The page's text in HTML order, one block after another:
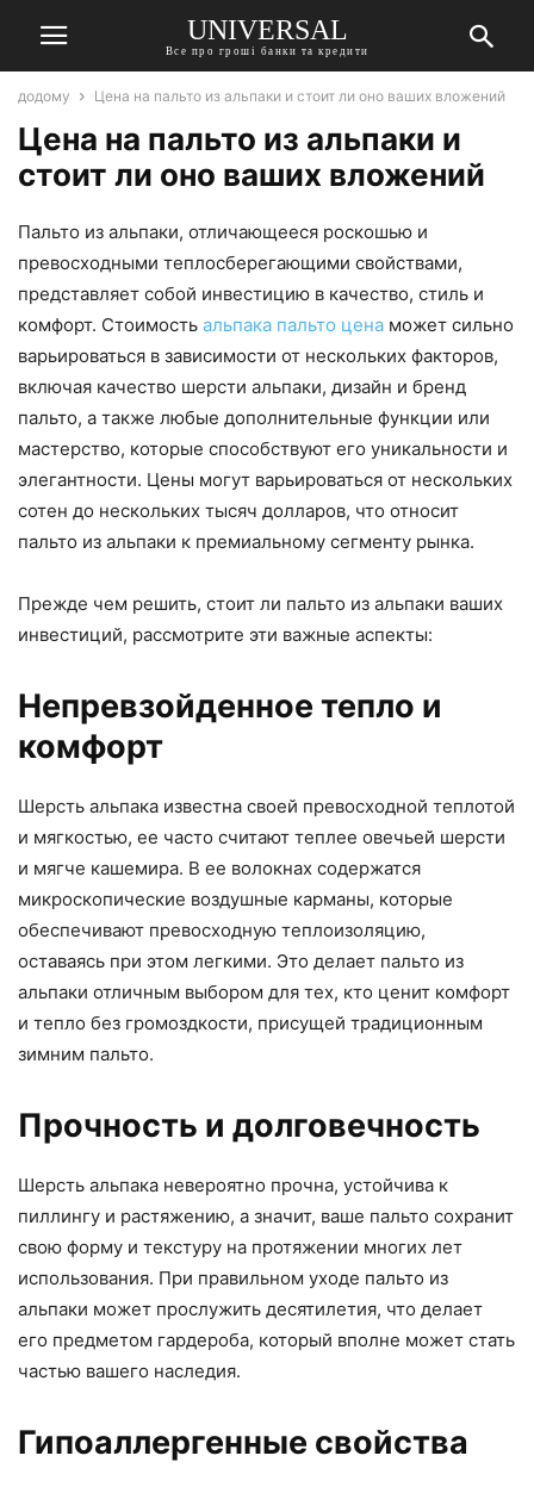
UNIVERSAL
Все про гроші банки та кредити
додому Цена на пальто из альпаки и стоит ли оно ваших вложений
Цена на пальто из альпаки и
стоит ли оно ваших вложений
Пальто из альпаки, отличающееся роскошью и
превосходными теплосберегающими свойствами,
представляет собой инвестицию в качество, стиль и
комфорт. Стоимость альпака пальто цена может сильно
варьироваться в зависимости от нескольких факторов,
включая качество шерсти альпаки, дизайн и бренд
пальто, а также любые дополнительные функции или
мастерство, которые способствуют его уникальности и
элегантности. Цены могут варьироваться от нескольких
сотен до нескольких тысяч долларов, что относит
пальто из альпаки к премиальному сегменту рынка.
Прежде чем решить, стоит ли пальто из альпаки ваших
инвестиций, рассмотрите эти важные аспекты:
Непревзойденное тепло и
комфорт
Шерсть альпака известна своей превосходной теплотой
и мягкостью, ее часто считают теплее овечьей шерсти
и мягче кашемира. В ее волокнах содержатся
микроскопические воздушные карманы, которые
обеспечивают превосходную теплоизоляцию,
оставаясь при этом легкими. Это делает пальто из
альпаки отличным выбором для тех, кто ценит комфорт
и тепло без громоздкости, присущей традиционным
зимним пальто.
Прочность и долговечность
Шерсть альпака невероятно прочна, устойчива к
пиллингу и растяжению, а значит, ваше пальто сохранит
свою форму и текстуру на протяжении многих лет
использования. При правильном уходе пальто из
альпаки может прослужить десятилетия, что делает
его предметом гардероба, который вполне может стать
частью вашего наследия.
Гипоаллергенные свойства